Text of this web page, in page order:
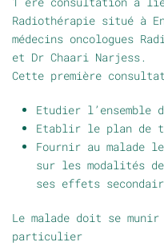
Radiothérapie situé à
médecins oncologues
et Dr Chaari Narjess.
Cette première
Etudier l’ensemble
Etablir le plan de
Fournir au malade
sur les modalités
ses effets
Le malade doit se
particulier